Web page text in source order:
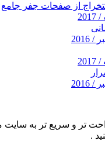
از صفحات جفر جامع
تر و سریع تر به سایت
.